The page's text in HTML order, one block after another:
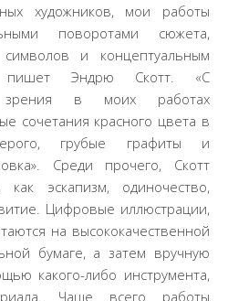
художников, мои работы
поворотами сюжета,
и концептуальным
пишет Эндрю Скотт. «С
зрения в моих работах
сочетания красного цвета в
грубые графиты и
Среди прочего, Скотт
эскапизм, одиночество,
Цифровые иллюстрации,
на высококачественной
бумаге, а затем вручную
какого-либо инструмента,
Чаще всего работы